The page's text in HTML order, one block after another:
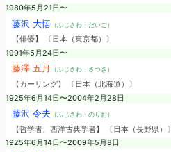
1980年5月21日〜
藤沢 大悟（ふじさわ・だいご）
【俳優】 〔日本（東京都）〕
1991年5月24日〜
藤澤 五月 （ふじさわ・さつき）
【カーリング】 〔日本（北海道）〕
1925年6月14日〜2004年2月28日
藤沢 令夫 （ふじさわ・のりお）
【哲学者、西洋古典学者】 〔日本（長野県）〕
1925年6月14日〜2009年5月8日